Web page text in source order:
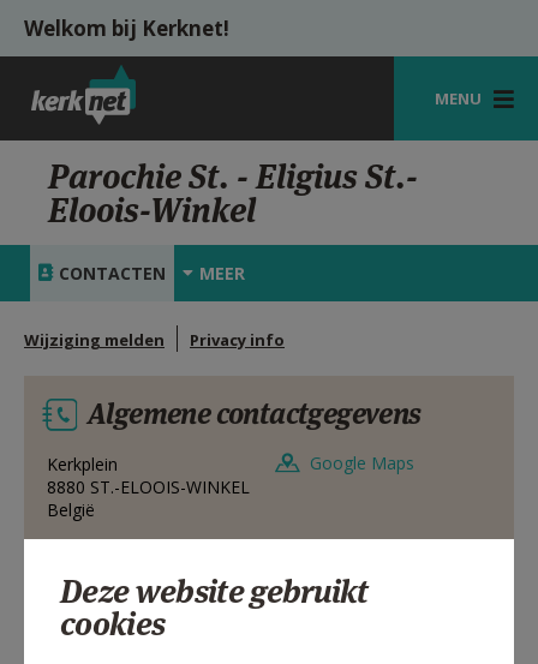
Overslaan en naar de inhoud gaan
Welkom bij Kerknet!
MENU
STARTPAGINA
KERK
VIERINGEN
HULP
MIJN PAROCHIE
AANMELDEN OF REGISTREREN
Parochie St. - Eligius St.-
Eloois-Winkel
CONTACTEN MEER
Wijziging melden Privacy info
Algemene contactgegevens
Kerkplein
8880 ST.-ELOOIS-WINKEL
België
Google Maps
Kerkplein, 8880 ST.-ELOOIS-WINKEL
Deze website gebruikt
cookies